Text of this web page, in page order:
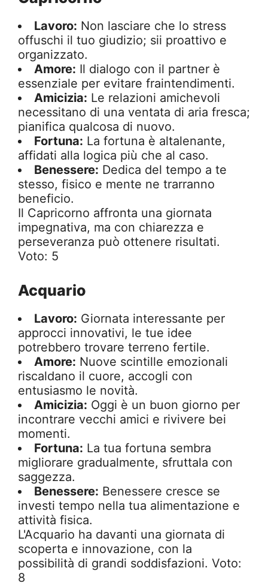
Lavoro: Non lasciare che lo stress
offuschi il tuo giudizio; sii proattivo e
organizzato.
Amore: Il dialogo con il partner è
essenziale per evitare fraintendimenti.
Amicizia: Le relazioni amichevoli
necessitano di una ventata di aria fresca;
pianifica qualcosa di nuovo.
Fortuna: La fortuna è altalenante,
affidati alla logica più che al caso.
Benessere: Dedica del tempo a te
stesso, fisico e mente ne trarranno
beneficio.
Il Capricorno affronta una giornata
impegnativa, ma con chiarezza e
perseveranza può ottenere risultati.
Voto: 5
Acquario
Lavoro: Giornata interessante per
approcci innovativi, le tue idee
potrebbero trovare terreno fertile.
Amore: Nuove scintille emozionali
riscaldano il cuore, accogli con
entusiasmo le novità.
Amicizia: Oggi è un buon giorno per
incontrare vecchi amici e rivivere bei
momenti.
Fortuna: La tua fortuna sembra
migliorare gradualmente, sfruttala con
saggezza.
Benessere: Benessere cresce se
investi tempo nella tua alimentazione e
attività fisica.
L'Acquario ha davanti una giornata di
scoperta e innovazione, con la
possibilità di grandi soddisfazioni. Voto:
8